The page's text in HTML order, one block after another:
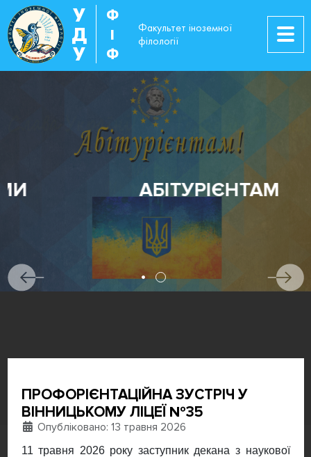
У
Д
У
Ф
І
Ф
Факультет іноземної
філології
АБІТУРІЄНТАМ
ПРОФОРІЄНТАЦІЙНА ЗУСТРІЧ У
ВІННИЦЬКОМУ ЛІЦЕЇ №35
Деталі
Опубліковано: 13 травня 2026
11 травня 2026 року заступник декана з наукової